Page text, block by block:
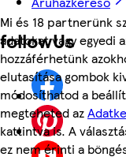
Mi és 18 partnerünk
adatokat vagy egyedi
hozzáférhetünk
elutasítása gombok
módosíthatod a
megteheted az
kattintva is. A
ez nem érinti a
followUs